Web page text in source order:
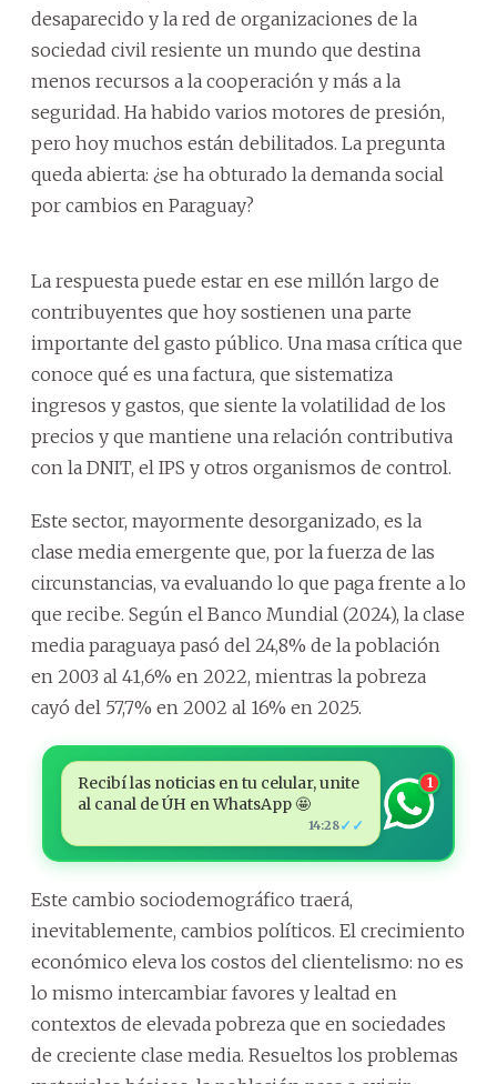
desaparecido y la red de organizaciones de la
sociedad civil resiente un mundo que destina
menos recursos a la cooperación y más a la
seguridad. Ha habido varios motores de presión,
pero hoy muchos están debilitados. La pregunta
queda abierta: ¿se ha obturado la demanda social
por cambios en Paraguay?
La respuesta puede estar en ese millón largo de
contribuyentes que hoy sostienen una parte
importante del gasto público. Una masa crítica que
conoce qué es una factura, que sistematiza
ingresos y gastos, que siente la volatilidad de los
precios y que mantiene una relación contributiva
con la DNIT, el IPS y otros organismos de control.
Este sector, mayormente desorganizado, es la
clase media emergente que, por la fuerza de las
circunstancias, va evaluando lo que paga frente a lo
que recibe. Según el Banco Mundial (2024), la clase
media paraguaya pasó del 24,8% de la población
en 2003 al 41,6% en 2022, mientras la pobreza
cayó del 57,7% en 2002 al 16% en 2025.
Recibí las noticias en tu celular, unite
al canal de ÚH en WhatsApp 🤩
14:28✓✓
1
Este cambio sociodemográfico traerá,
inevitablemente, cambios políticos. El crecimiento
económico eleva los costos del clientelismo: no es
lo mismo intercambiar favores y lealtad en
contextos de elevada pobreza que en sociedades
de creciente clase media. Resueltos los problemas